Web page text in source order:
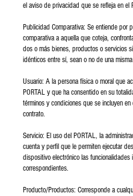
el aviso de privacidad que se refleja en el
Publicidad Comparativa: Se entiende por
comparativa a aquella que coteja,
dos o más bienes, productos o servicios
idénticos entre sí, sean o no de una
Usuario: A la persona física o moral que
PORTAL y que ha consentido en su
términos y condiciones que se incluyen en
contrato.
Servicio: El uso del PORTAL, la
cuenta y perfil que le permiten ejecutar
dispositivo electrónico las funcionalidades
correspondientes.
Producto/Productos: Corresponde a